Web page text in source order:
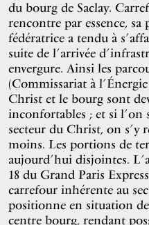
du bourg de Saclay.
rencontre par essence, sa
fédératrice a tendu à
suite de l’arrivée
envergure. Ainsi les
(Commissariat à
Christ et le bourg sont
inconfortables ; et si l’on
secteur du Christ, on s’y
moins. Les portions de
aujourd’hui disjointes.
18 du Grand Paris
carrefour inhérente au
positionne en situation
centre bourg, rendant